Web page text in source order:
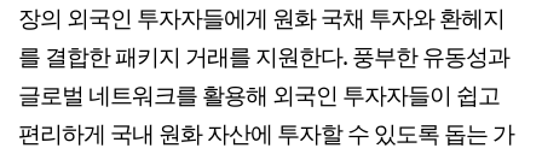
장의 외국인 투자자들에게 원화 국채 투자와 환헤지
를 결합한 패키지 거래를 지원한다. 풍부한 유동성과
글로벌 네트워크를 활용해 외국인 투자자들이 쉽고
편리하게 국내 원화 자산에 투자할 수 있도록 돕는 가